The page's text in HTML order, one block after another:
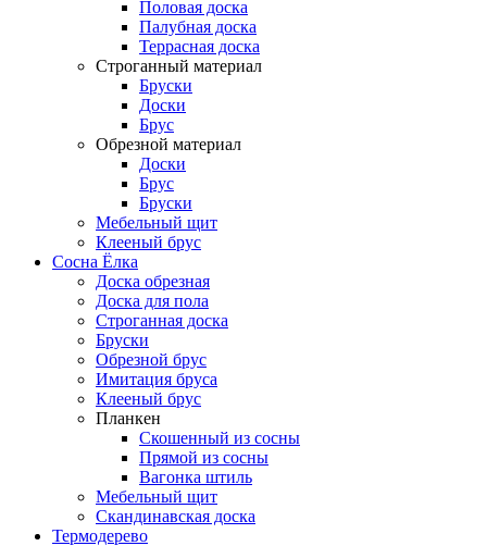
Половая доска
Палубная доска
Террасная доска
Строганный материал
Бруски
Доски
Брус
Обрезной материал
Доски
Брус
Бруски
Мебельный щит
Клееный брус
Сосна Ёлка
Доска обрезная
Доска для пола
Строганная доска
Бруски
Обрезной брус
Имитация бруса
Клееный брус
Планкен
Скошенный из сосны
Прямой из сосны
Вагонка штиль
Мебельный щит
Скандинавская доска
Термодерево